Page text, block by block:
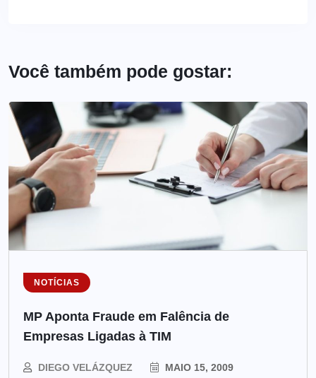
Você também pode gostar:
NOTÍCIAS
MP Aponta Fraude em Falência de
Empresas Ligadas à TIM
DIEGO VELÁZQUEZ MAIO 15, 2009